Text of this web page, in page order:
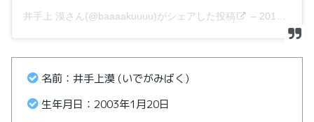
井手上 漠さん(@baaaakuuuu)がシェアした投稿 – 2019年 8月月31日午前2時56分PDT
名前：井手上漠 (いでがみばく)
生年月日：2003年1月20日